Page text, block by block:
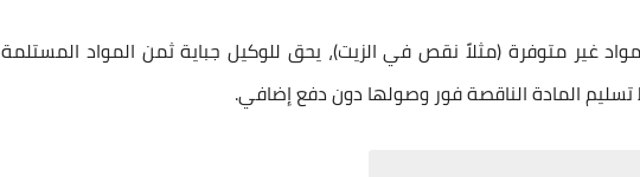
غير متوفرة (مثلاً نقص في الزيت)، يحق للوكيل جباية ثمن المواد المستلمة
تسليم المادة الناقصة فور وصولها دون دفع إضافي.